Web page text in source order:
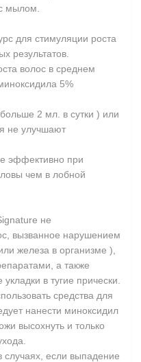
мылом.
для стимуляции роста
результатов.
волос в среднем
5%
2 мл. в сутки ) или
не улучшают
эффективно при
чем в лобной
не
вызванное нарушением
железа в организме ),
а также
в тугие прически.
средства для
нанести миноксидил
высохнуть и только
случаях, если выпадение